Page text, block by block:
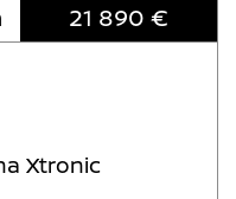
21 890 €
Xtronic